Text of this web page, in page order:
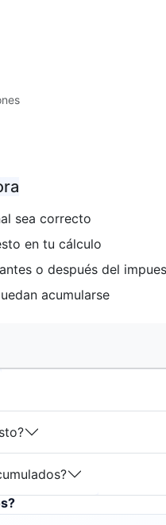
sea correcto
en tu cálculo
o después del
acumularse